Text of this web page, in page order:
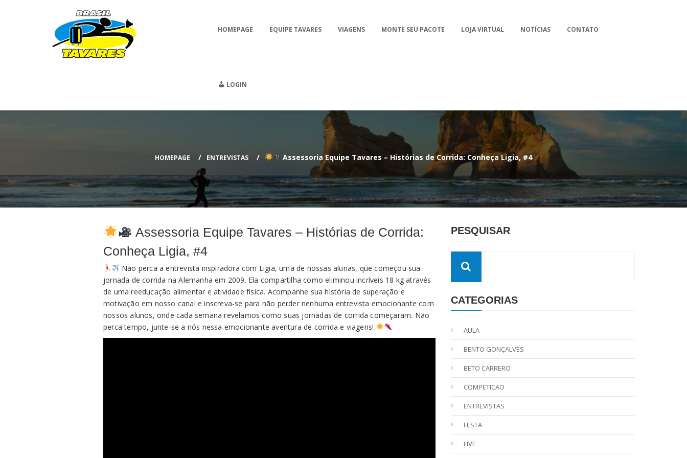
HOMEPAGE EQUIPE TAVARES VIAGENS MONTE SEU PACOTE LOJA VIRTUAL NOTÍCIAS CONTATO
LOGIN
HOMEPAGE ENTREVISTAS Assessoria Equipe Tavares – Histórias de Corrida: Conheça Ligia, #4
Assessoria Equipe Tavares – Histórias de Corrida:
Conheça Ligia, #4
Não perca a entrevista inspiradora com Ligia, uma de nossas alunas, que começou sua
jornada de corrida na Alemanha em 2009. Ela compartilha como eliminou incríveis 18 kg através
de uma reeducação alimentar e atividade física. Acompanhe sua história de superação e
motivação em nosso canal e inscreva-se para não perder nenhuma entrevista emocionante com
nossos alunos, onde cada semana revelamos como suas jornadas de corrida começaram. Não
perca tempo, junte-se a nós nessa emocionante aventura de corrida e viagens!
PESQUISAR
CATEGORIAS
AULA
BENTO GONÇALVES
BETO CARRERO
COMPETICAO
ENTREVISTAS
FESTA
LIVE